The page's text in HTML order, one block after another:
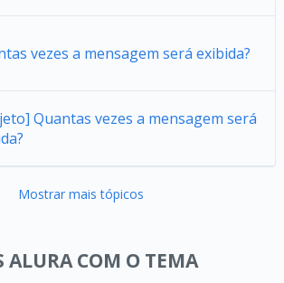
vezes a mensagem será exibida?
Quantas vezes a mensagem será
Mostrar mais tópicos
ALURA COM O TEMA